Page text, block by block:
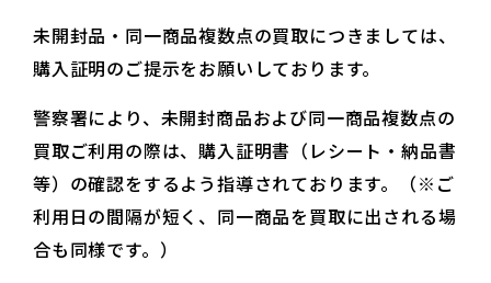
未開封品・同一商品複数点の買取につきましては、
購入証明のご提示をお願いしております。
警察署により、未開封商品および同一商品複数点の
買取ご利用の際は、購入証明書（レシート・納品書
等）の確認をするよう指導されております。（※ご
利用日の間隔が短く、同一商品を買取に出される場
合も同様です。）